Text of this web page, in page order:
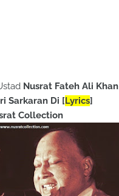
Nusrat Fateh Ali Khan
Sarkaran Di [Lyrics]
Collection